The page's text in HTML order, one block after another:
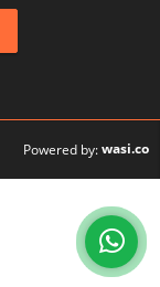
Powered by:wasi.co